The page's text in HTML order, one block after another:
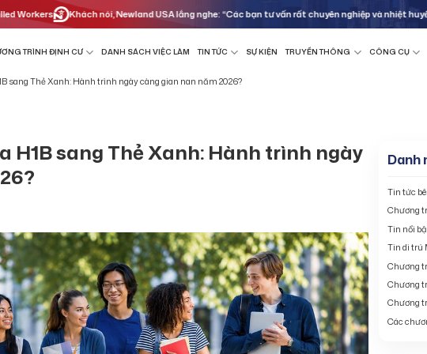
Khách nói, Newland USA lắng nghe: “Các bạn tư vấn rất chuyên nghiệp và nhiệt huyết, giúp
TRÌNH ĐỊNH CƯ DANH SÁCH VIỆC LÀM TIN TỨC SỰ KIỆN TRUYỀN THÔNG CÔNG CỤ
sang Thẻ Xanh: Hành trình ngày càng gian nan năm 2026?
H1B sang Thẻ Xanh: Hành trình ngày
Danh
Tin tức
Chương
Tin nổi
Tin di trú
Chương
Chương
Chương
Các